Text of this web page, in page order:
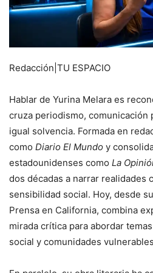
Redacción|TU ESPACIO
Hablar de Yurina Melara es
cruza periodismo, comunicación
igual solvencia. Formada en
como Diario El Mundo y
estadounidenses como La
dos décadas a narrar realidades
sensibilidad social. Hoy, desde
Prensa en California, combina
mirada crítica para abordar
social y comunidades